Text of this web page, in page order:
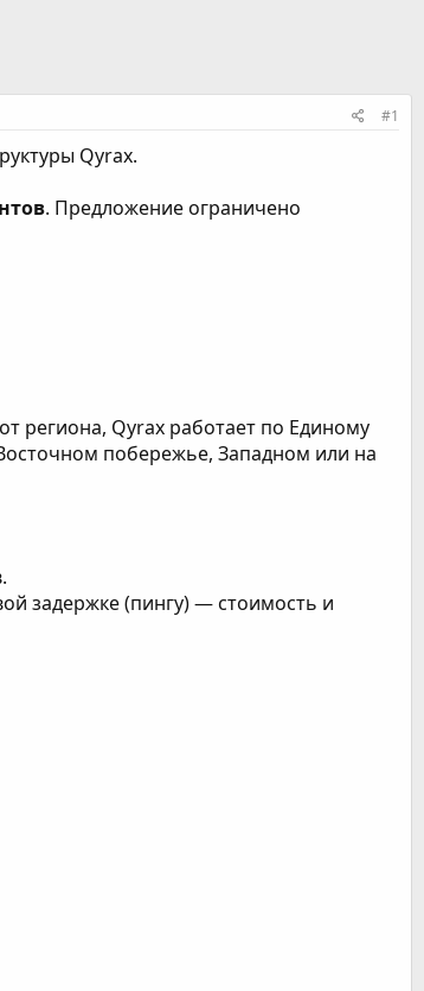
#1
Qyrax.
. Предложение ограничено
региона, Qyrax работает по Единому
побережье, Западном или на
задержке (пингу) — стоимость и